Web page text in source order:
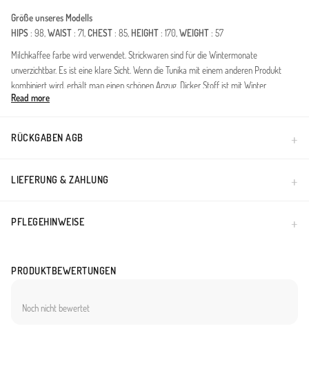
Größe unseres Modells
HIPS: 98,WAIST: 71,CHEST: 85, HEIGHT: 170,WEIGHT: 57
Milchkaffee farbe wird verwendet. Strickwaren sind für die Wintermonate
unverzichtbar. Es ist eine klare Sicht. Wenn die Tunika mit einem anderen Produkt
kombiniert wird, erhält man einen schönen Anzug. Dicker Stoff ist mit Winter
konzipiert. Der Körpergröße, den die Models trägt, ist optisch visuelle körpergröße.
Read more
RÜCKGABEN AGB
LIEFERUNG & ZAHLUNG
PFLEGEHINWEISE
PRODUKTBEWERTUNGEN
Noch nicht bewertet